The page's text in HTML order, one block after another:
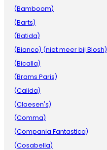
(Bamboom)
(Barts)
(Batida)
(Bianco) (niet meer bij Blosh)
(Bicalla)
(Brams Paris)
(Calida)
(Claesen's)
(Comma)
(Compania Fantastica)
(Cosabella)